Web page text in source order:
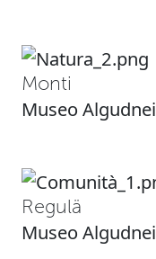
Monti
Museo Algudnei
Regulä
Museo Algudnei